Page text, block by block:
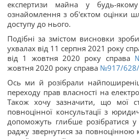
експертизи майна у будь-
ознайомлення з об'єктом оцінки
доступу до нього.
Подібні за змістом висновки
ухвалах від 11 серпня 2021 року
від 1 жовтня 2020 року справа
жовтня 2020 року справа №917/
Ось ми й розібрали
переходу прав власності на
Також хочу зазначити, що мої
повноцінної консультації з
допоможуть глибше розібратися
раджу звернутися за повноцінною